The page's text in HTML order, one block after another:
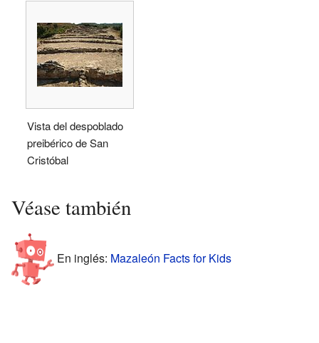
Vista del despoblado
preibérico de San
Cristóbal
Véase también
En inglés: Mazaleón Facts for Kids